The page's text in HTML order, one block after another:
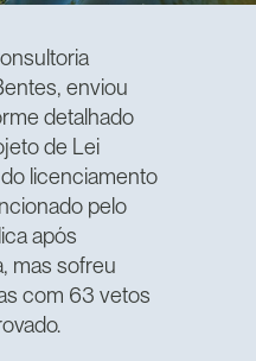
enviou
detalhado
de Lei
licenciamento
pelo
após
mas sofreu
com 63 vetos